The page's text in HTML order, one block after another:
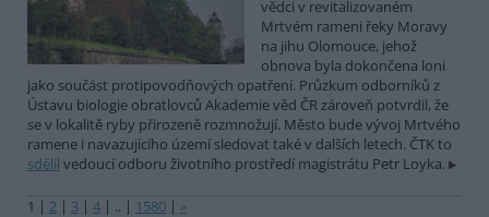
vědci v revitalizovaném
Mrtvém rameni řeky Moravy
na jihu Olomouce, jehož
obnova byla dokončena loni
jako součást protipovodňových opatření. Průzkum odborníků z
Ústavu biologie obratlovců Akademie věd ČR zároveň potvrdil, že
se v lokalitě ryby přirozeně rozmnožují. Město bude vývoj Mrtvého
ramene i navazujícího území sledovat také v dalších letech. ČTK to
sdělil vedoucí odboru životního prostředí magistrátu Petr Loyka.
1 | 2 | 3 | 4 | .. | 1580 | »